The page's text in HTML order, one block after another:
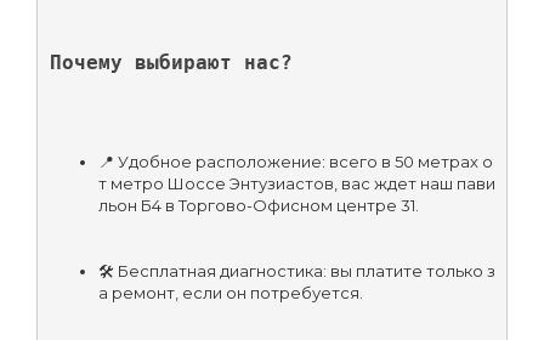
Почему выбирают нас?
📍 Удобное расположение: всего в 50 метрах о
т метро Шоссе Энтузиастов, вас ждет наш пави
льон Б4 в Торгово-Офисном центре 31.
🛠 Бесплатная диагностика: вы платите только з
а ремонт, если он потребуется.